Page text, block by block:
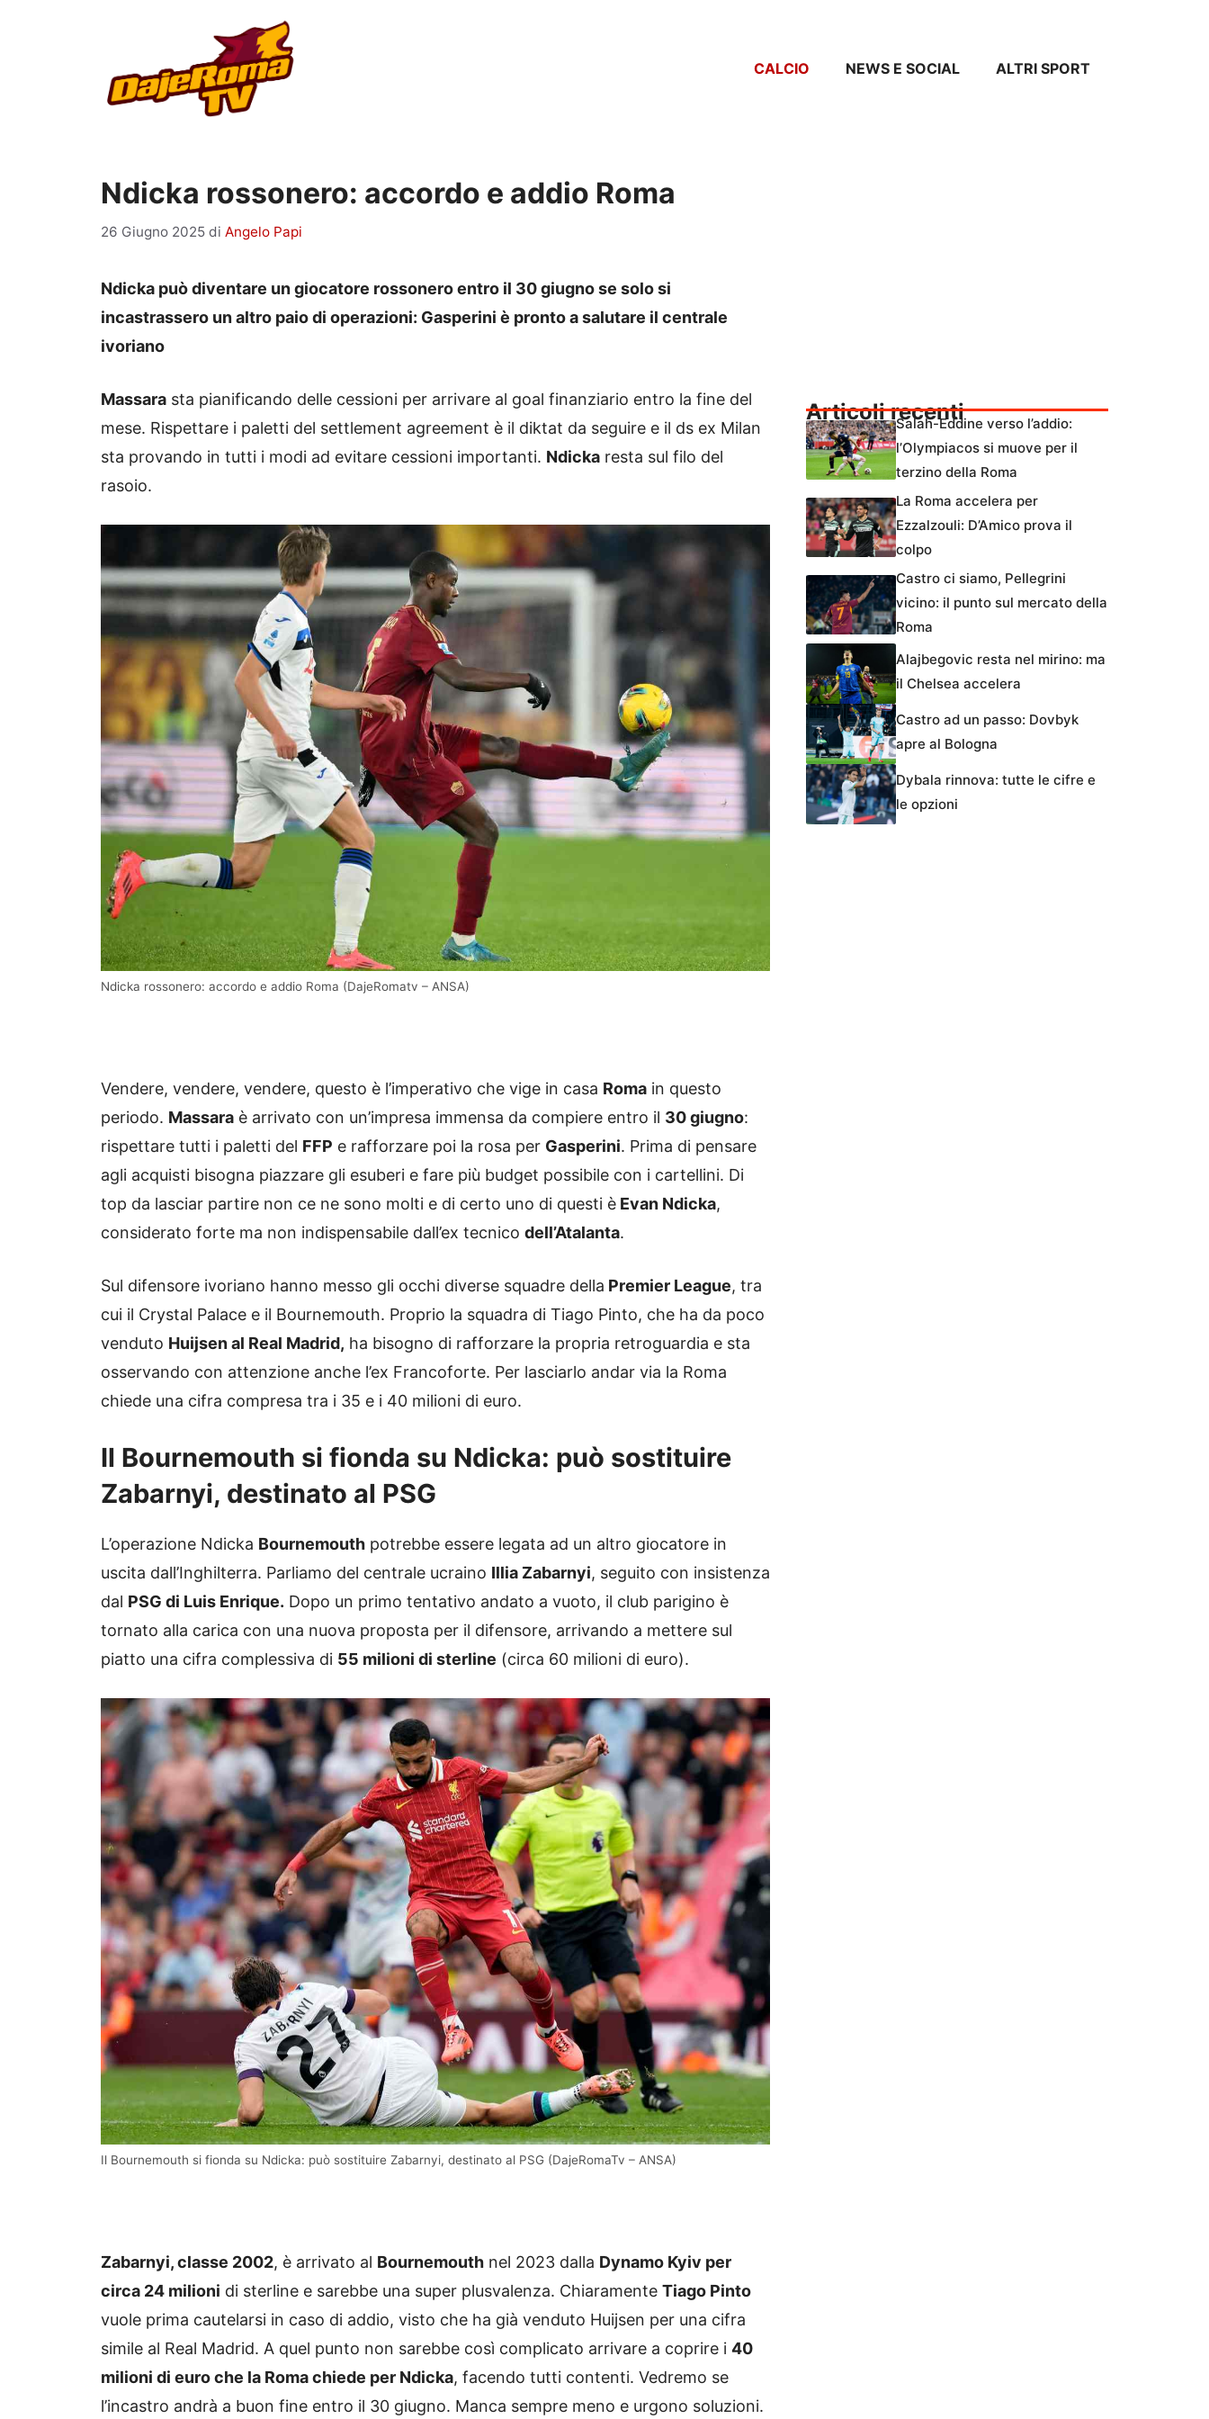
CALCIO NEWS E SOCIAL ALTRI SPORT
Ndicka rossonero: accordo e addio Roma
26 Giugno 2025 di Angelo Papi
Ndicka può diventare un giocatore rossonero entro il 30 giugno se solo si
incastrassero un altro paio di operazioni: Gasperini è pronto a salutare il centrale
ivoriano
Massara sta pianificando delle cessioni per arrivare al goal finanziario entro la fine del
mese. Rispettare i paletti del settlement agreement è il diktat da seguire e il ds ex Milan
sta provando in tutti i modi ad evitare cessioni importanti. Ndicka resta sul filo del
rasoio.
Ndicka rossonero: accordo e addio Roma (DajeRomatv – ANSA)
Vendere, vendere, vendere, questo è l’imperativo che vige in casa Roma in questo
periodo. Massara è arrivato con un’impresa immensa da compiere entro il 30 giugno:
rispettare tutti i paletti del FFP e rafforzare poi la rosa per Gasperini. Prima di pensare
agli acquisti bisogna piazzare gli esuberi e fare più budget possibile con i cartellini. Di
top da lasciar partire non ce ne sono molti e di certo uno di questi è Evan Ndicka,
considerato forte ma non indispensabile dall’ex tecnico dell’Atalanta.
Sul difensore ivoriano hanno messo gli occhi diverse squadre della Premier League, tra
cui il Crystal Palace e il Bournemouth. Proprio la squadra di Tiago Pinto, che ha da poco
venduto Huijsen al Real Madrid, ha bisogno di rafforzare la propria retroguardia e sta
osservando con attenzione anche l’ex Francoforte. Per lasciarlo andar via la Roma
chiede una cifra compresa tra i 35 e i 40 milioni di euro.
Il Bournemouth si fionda su Ndicka: può sostituire
Zabarnyi, destinato al PSG
L’operazione Ndicka Bournemouth potrebbe essere legata ad un altro giocatore in
uscita dall’Inghilterra. Parliamo del centrale ucraino Illia Zabarnyi, seguito con insistenza
dal PSG di Luis Enrique. Dopo un primo tentativo andato a vuoto, il club parigino è
tornato alla carica con una nuova proposta per il difensore, arrivando a mettere sul
piatto una cifra complessiva di 55 milioni di sterline (circa 60 milioni di euro).
Il Bournemouth si fionda su Ndicka: può sostituire Zabarnyi, destinato al PSG (DajeRomaTv – ANSA)
Zabarnyi, classe 2002, è arrivato al Bournemouth nel 2023 dalla Dynamo Kyiv per
circa 24 milioni di sterline e sarebbe una super plusvalenza. Chiaramente Tiago Pinto
vuole prima cautelarsi in caso di addio, visto che ha già venduto Huijsen per una cifra
simile al Real Madrid. A quel punto non sarebbe così complicato arrivare a coprire i 40
milioni di euro che la Roma chiede per Ndicka, facendo tutti contenti. Vedremo se
l’incastro andrà a buon fine entro il 30 giugno. Manca sempre meno e urgono soluzioni.
Articoli recentiSalah-Eddine verso l’addio:
l’Olympiacos si muove per il
terzino della Roma
La Roma accelera per
Ezzalzouli: D’Amico prova il
colpo
Castro ci siamo, Pellegrini
vicino: il punto sul mercato della
Roma
Alajbegovic resta nel mirino: ma
il Chelsea accelera
Castro ad un passo: Dovbyk
apre al Bologna
Dybala rinnova: tutte le cifre e
le opzioni